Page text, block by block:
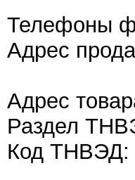
Телефоны
Адрес
Адрес
Раздел
Код ТНВЭД: